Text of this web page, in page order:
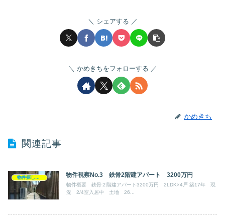
シェアする
かめきちをフォローする
かめきち
関連記事
物件視察No.3 鉄骨2階建アパート 3200万円
物件概要 鉄骨２階建アパート3200万円 2LDK×4戸 築17年 現
況 2/4室入居中 土地 26...